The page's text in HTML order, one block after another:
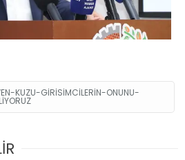
KUZU-GIRISIMCILERIN-ONUNU-